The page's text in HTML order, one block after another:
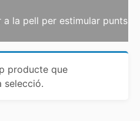
la pell per estimular punts
producte que
selecció.